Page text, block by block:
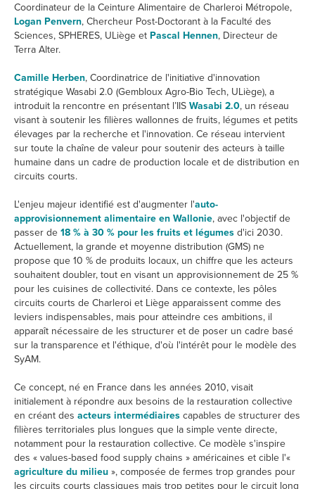
Coordinateur de la Ceinture Alimentaire de Charleroi Métropole,
Logan Penvern, Chercheur Post-Doctorant à la Faculté des
Sciences, SPHERES, ULiège et Pascal Hennen, Directeur de
Terra Alter.
Camille Herben, Coordinatrice de l'initiative d'innovation
stratégique Wasabi 2.0 (Gembloux Agro-Bio Tech, ULiège), a
introduit la rencontre en présentant l’IIS Wasabi 2.0, un réseau
visant à soutenir les filières wallonnes de fruits, légumes et petits
élevages par la recherche et l'innovation. Ce réseau intervient
sur toute la chaîne de valeur pour soutenir des acteurs à taille
humaine dans un cadre de production locale et de distribution en
circuits courts.
L'enjeu majeur identifié est d'augmenter l'auto-
approvisionnement alimentaire en Wallonie, avec l'objectif de
passer de 18 % à 30 % pour les fruits et légumes d'ici 2030.
Actuellement, la grande et moyenne distribution (GMS) ne
propose que 10 % de produits locaux, un chiffre que les acteurs
souhaitent doubler, tout en visant un approvisionnement de 25 %
pour les cuisines de collectivité. Dans ce contexte, les pôles
circuits courts de Charleroi et Liège apparaissent comme des
leviers indispensables, mais pour atteindre ces ambitions, il
apparaît nécessaire de les structurer et de poser un cadre basé
sur la transparence et l'éthique, d'où l'intérêt pour le modèle des
SyAM.
Ce concept, né en France dans les années 2010, visait
initialement à répondre aux besoins de la restauration collective
en créant des acteurs intermédiaires capables de structurer des
filières territoriales plus longues que la simple vente directe,
notamment pour la restauration collective. Ce modèle s'inspire
des « values-based food supply chains » américaines et cible l'«
agriculture du milieu », composée de fermes trop grandes pour
les circuits courts classiques mais trop petites pour le circuit long